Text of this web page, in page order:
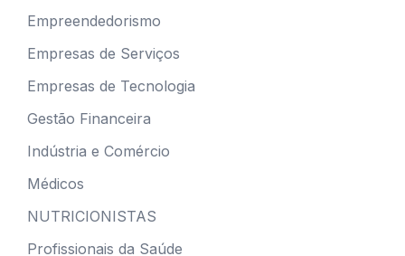
Empreendedorismo
Empresas de Serviços
Empresas de Tecnologia
Gestão Financeira
Indústria e Comércio
Médicos
NUTRICIONISTAS
Profissionais da Saúde